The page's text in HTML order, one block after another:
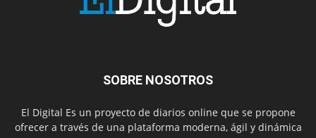
SOBRE NOSOTROS
El Digital Es un proyecto de diarios online que se propone
ofrecer a través de una plataforma moderna, ágil y dinámica